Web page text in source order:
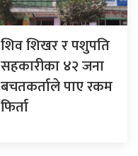
शिव शिखर र पशुपति
सहकारीका ४२ जना
बचतकर्ताले पाए रकम
फिर्ता